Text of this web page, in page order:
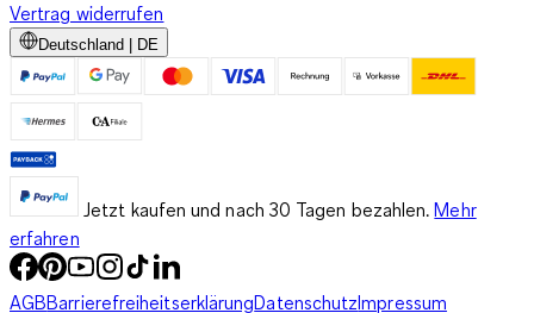
Vertrag widerrufen
Deutschland | DE
Jetzt kaufen und nach 30 Tagen bezahlen. Mehr
erfahren
AGBBarrierefreiheitserklärungDatenschutzImpressum